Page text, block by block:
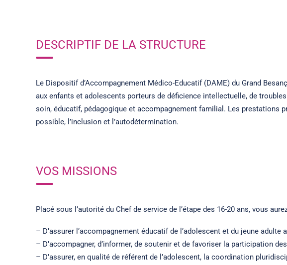
DESCRIPTIF DE LA STRUCTURE
Le Dispositif d’Accompagnement Médico-Educatif (DAME) du Grand
aux enfants et adolescents porteurs de déficience intellectuelle, de
soin, éducatif, pédagogique et accompagnement familial. Les prestations
possible, l’inclusion et l’autodétermination.
VOS MISSIONS
Placé sous l’autorité du Chef de service de l’étape des 16-20 ans, vous
– D’assurer l’accompagnement éducatif de l’adolescent et du jeune
– D’accompagner, d’informer, de soutenir et de favoriser la participation
– D’assurer, en qualité de référent de l’adolescent, la coordination